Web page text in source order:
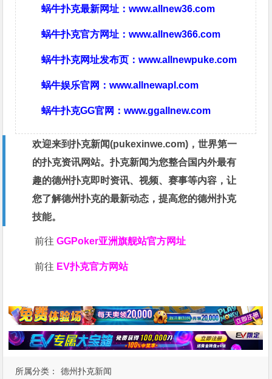
所属分类： 德州扑克新闻
蜗牛扑克最新网址：www.allnew36.com
蜗牛扑克官方网址：www.allnew366.com
蜗牛扑克网址发布页：www.allnewpuke.com
蜗牛娱乐官网：www.allnewapl.com
蜗牛扑克GG官网：www.ggallnew.com
欢迎来到扑克新闻(pukexinwe.com)，世界第一
的扑克资讯网站。扑克新闻为您整合国内外最有
趣的德州扑克即时资讯、视频、赛事等内容，让
您了解德州扑克的最新动态，提高您的德州扑克
技能。
前往GGPoker亚洲旗舰站官方网址
前往 EV扑克官方网站